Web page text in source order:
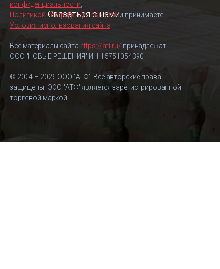
Связаться с нами
конфиденциальности
Политикой конфиденциальностии принимаете
Условия использования сайта
Все материалы сайта https://atf.ru/ принадлежат
ООО "НОВЫЕ РЕШЕНИЯ" ИНН 5751054390
© 2004 – 2026 ООО "АТФ". Все авторские права
защищены. ООО "АТФ" является зарегистрированной
торговой маркой.